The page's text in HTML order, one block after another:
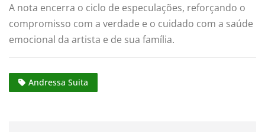
A nota encerra o ciclo de especulações, reforçando o
compromisso com a verdade e o cuidado com a saúde
emocional da artista e de sua família.
Andressa Suita